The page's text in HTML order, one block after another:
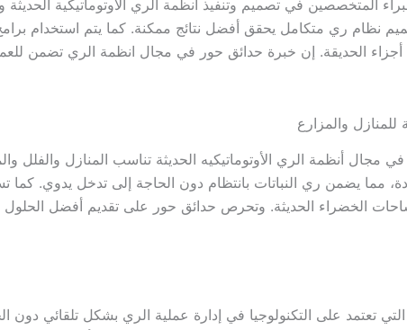
المتخصصين في تصميم وتنفيذ أنظمة الري الأوتوماتيكية
نظام ري متكامل يحقق أفضل نتائج ممكنة. كما يتم استخدام
الحديقة. إن خبرة حدائق حور في مجال انظمة الري تضمن
والمزارع
أنظمة الري الأوتوماتيكيه الحديثة تناسب المنازل والفلل
مما يضمن ري النباتات بانتظام دون الحاجة إلى تدخل يدوي.
الخضراء الحديثة. وتحرص حدائق حور على تقديم أفضل الحلول
تعتمد على التكنولوجيا في إدارة عملية الري بشكل تلقائي